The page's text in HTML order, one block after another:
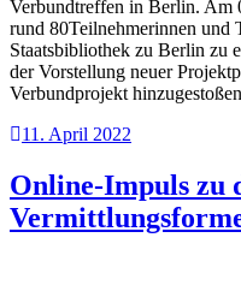
Verbundtreffen in Berlin. Am
rund 80Teilnehmerinnen und
Staatsbibliothek zu Berlin zu
der Vorstellung neuer
Verbundprojekt
11. April 2022
Online-Impuls zu